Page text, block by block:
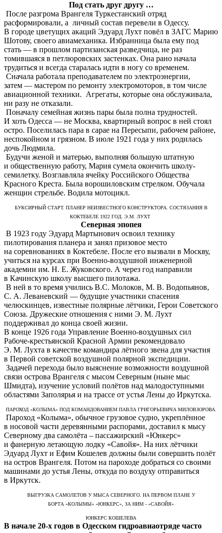
Под стать друг другу …
После разгрома Врангеля Туркестанский отряд
расформировали, а личный состав перевели в Одессу.
В городе цветущих акаций Эдуард Лухт повёл в ЗАГС Марию
Шотову, своего авиамеханика. Избранница была ему под
стать — в прошлом партизанская разведчица, не раз
томившаяся в петлюровских застенках. Она рано начала
трудиться и всегда старалась идти в ногу со временем.
Сначала работала преподавателем по электроэнергии,
затем — мастером по ремонту электромоторов, в том числе
авиационной техники. Агрегаты, которые она обслуживала,
ни разу не отказали.
Поначалу семейная жизнь пары была полна трудностей.
И хоть Одесса — не Москва, квартирный вопрос в ней стоял
остро. Поселилась пара в сарае на Пересыпи, рабочем районе,
неспокойном и грязном. В июле 1921 года у них родилась
дочь Людмила.
Будучи женой и матерью, выполняя большую штатную
и общественную работу, Мария сумела окончить школу-
семилетку. Возглавляла ячейку Российского Общества
Красного Креста. Была ворошиловским стрелком. Обучала
женщин стрельбе. Водила мотоцикл.
БУКСИРНЫЙ СТАРТ. ПЛАНЕР НЕИЗВЕСТНОГО КОНСТРУКТОРА. СОСТЯЗАНИЯ В
КОКТЕБЕЛЕ 1922 ГОД. Э.М. ЛУХТ
Северная эпопея
В 1923 году Эдуард Мартынович освоил технику
пилотирования планера и занял призовое место
на соревнованиях в Коктебеле. После его вызвали в Москву,
учиться на курсах при Военно-воздушной инженерной
академии им. Н. Е. Жуковского. А через год направили
в Качинскую школу высшего пилотажа.
В ней в то время учились B.C. Молоков, М. В. Водопьянов,
С. А. Леваневский — будущие участники спасения
челюскинцев, известные полярные лётчики, Герои Советского
Союза. Дружеские отношения с ними Э. М. Лухт
поддерживал до конца своей жизни.
В конце 1926 года Управление Военно-воздушных сил
Рабоче-крестьянской Красной Армии рекомендовало
Э. М. Лухта в качестве командира лётного звена для участия
в Первой советской воздушной полярной экспедиции.
Задачей перехода было выяснение возможности воздушной
связи острова Врангеля с мысом Северным (ныне мыс
Шмидта), изучение условий полётов над малодоступными
областями Заполярья и на трассе от устья Лены до Иркутска.
ПАРОХОД «КОЛЫМА» ПОД КОМАНДОВАНИЕМ ПАВЛА ГРИГОРЬЕВИЧА МИЛОВЗОРОВА.
Пароход «Колыма», обычное грузовое судно, укреплённое
в носовой части деревянными распорами, доставил к мысу
Северному два самолёта – пассажирский «Юнкерс»
и фанерную летающую лодку «Савойя». На них лётчики
Эдуард Лухт и Ефим Кошелев должны были совершить полёт
на остров Врангеля. Потом на пароходе добраться со своими
машинами до устья Лены, откуда по воздуху отправиться
в Иркутск.
ВЫГРУЗКА САМОЛЕТОВ У МЫСА СЕВЕРНОГО. НА ПЕРВОМ ПЛАНЕ У
БОРТА «КОЛЫМЫ» «ЮНКЕРС», ЗА НИМ - «САВОЙЯ»
ЮНКЕРС КОШЕЛЕВА
В начале 20-х годов в Одесском гидроавиаотряде часто